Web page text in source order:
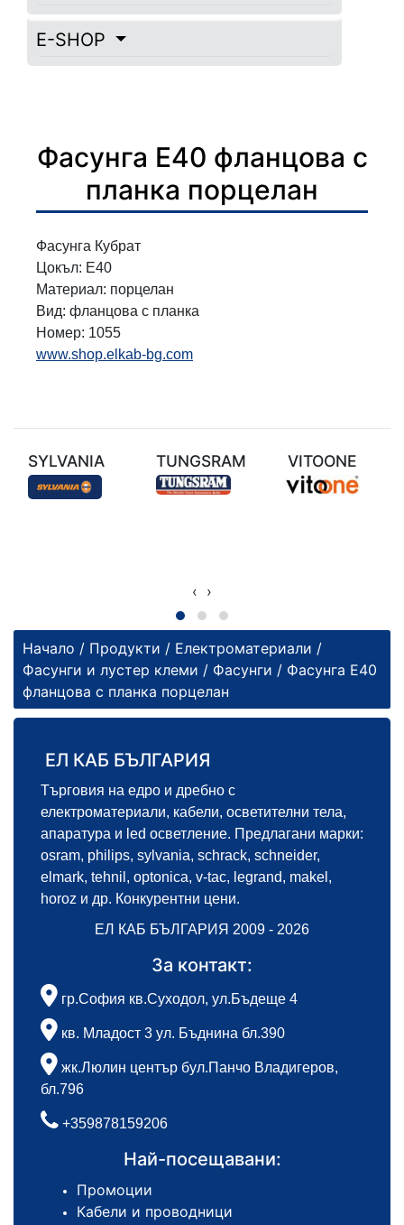
E-SHOP
Фасунга Е40 фланцова с
планка порцелан
Фасунга Кубрат
Цокъл: Е40
Материал: порцелан
Вид: фланцова с планка
Номер: 1055
www.shop.elkab-bg.com
SYLVANIA TUNGSRAM VITOONE
‹ ›
Начало / Продукти / Електроматериали /
Фасунги и лустер клеми / Фасунги / Фасунга Е40
фланцова с планка порцелан
ЕЛ КАБ БЪЛГАРИЯ
Търговия на едро и дребно с
електроматериали, кабели, осветителни тела,
апаратура и led осветление. Предлагани марки:
osram, philips, sylvania, schrack, schneider,
elmark, tehnil, optonica, v-tac, legrand, makel,
horoz и др. Конкурентни цени.
ЕЛ КАБ БЪЛГАРИЯ 2009 - 2026
За контакт:
гр.София кв.Суходол, ул.Бъдеще 4
кв. Младост 3 ул. Бъднина бл.390
жк.Люлин център бул.Панчо Владигеров,
бл.796
+359878159206
Най-посещавани:
Промоции
Кабели и проводници